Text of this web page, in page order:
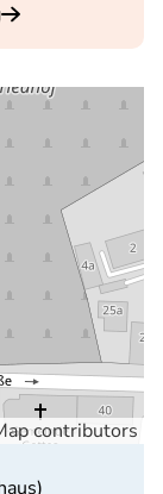
contributors